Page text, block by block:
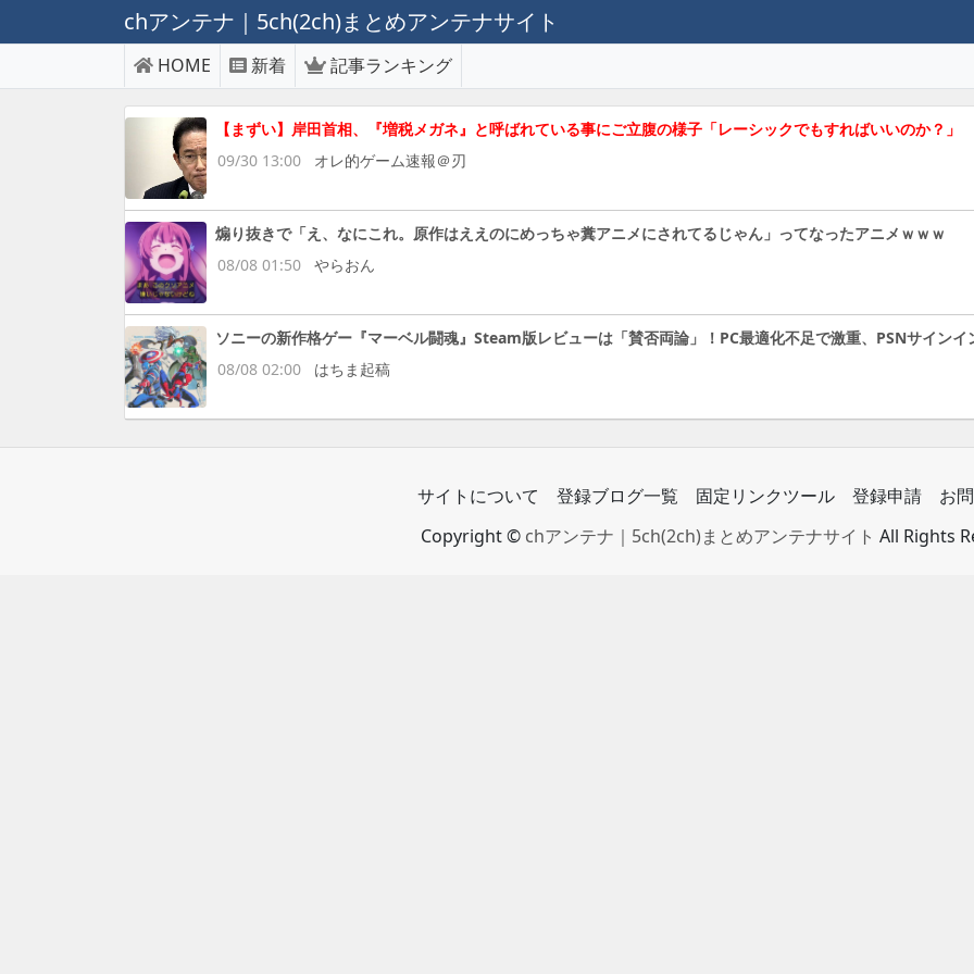
chアンテナ｜5ch(2ch)まとめアンテナサイト
HOME 新着 記事ランキング
【まずい】岸田首相、『増税メガネ』と呼ばれている事にご立腹の様子「レーシックでもすればいいのか？」
09/30 13:00
オレ的ゲーム速報＠刃
煽り抜きで「え、なにこれ。原作はええのにめっちゃ糞アニメにされてるじゃん」ってなったアニメｗｗｗ
08/08 01:50
やらおん
ソニーの新作格ゲー『マーベル闘魂』Steam版レビューは「賛否両論」！PC最適化不足で激重、PSNサイン
08/08 02:00
はちま起稿
サイトについて 登録ブログ一覧 固定リンクツール 登録申請
お
Copyright © chアンテナ｜5ch(2ch)まとめアンテナサイト All Rights